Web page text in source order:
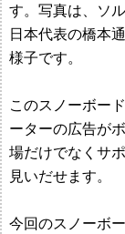
す。写真は、ソ
日本代表の橋本
様子です。
このスノーボー
ーターの広告が
場だけでなくサ
見いだせます。
今回のスノーボ